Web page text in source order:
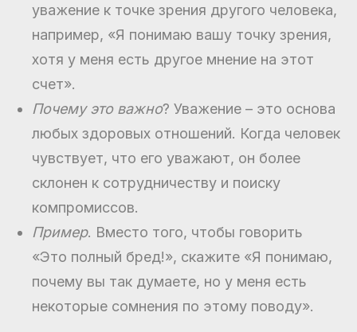
уважение к точке зрения другого человека,
например, «Я понимаю вашу точку зрения,
хотя у меня есть другое мнение на этот
счет».
Почему это важно? Уважение – это основа
любых здоровых отношений. Когда человек
чувствует, что его уважают, он более
склонен к сотрудничеству и поиску
компромиссов.
Пример. Вместо того, чтобы говорить
«Это полный бред!», скажите «Я понимаю,
почему вы так думаете, но у меня есть
некоторые сомнения по этому поводу».